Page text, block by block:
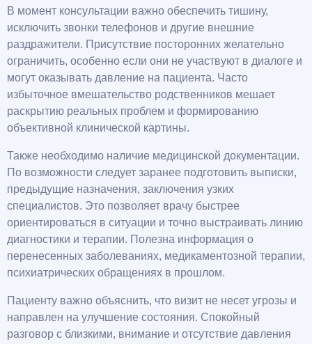
В момент консультации важно обеспечить тишину,
исключить звонки телефонов и другие внешние
раздражители. Присутствие посторонних желательно
ограничить, особенно если они не участвуют в диалоге и
могут оказывать давление на пациента. Часто
избыточное вмешательство родственников мешает
раскрытию реальных проблем и формированию
объективной клинической картины.
Также необходимо наличие медицинской документации.
По возможности следует заранее подготовить выписки,
предыдущие назначения, заключения узких
специалистов. Это позволяет врачу быстрее
ориентироваться в ситуации и точно выстраивать линию
диагностики и терапии. Полезна информация о
перенесенных заболеваниях, медикаментозной терапии,
психиатрических обращениях в прошлом.
Пациенту важно объяснить, что визит не несет угрозы и
направлен на улучшение состояния. Спокойный
разговор с близкими, внимание и отсутствие давления